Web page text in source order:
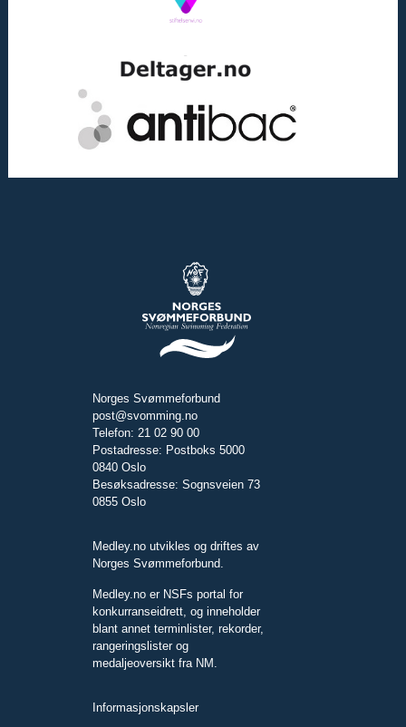
Norges Svømmeforbund
post@svomming.no
Telefon: 21 02 90 00
Postadresse: Postboks 5000
0840 Oslo
Besøksadresse: Sognsveien 73
0855 Oslo
Medley.no utvikles og driftes av
Norges Svømmeforbund.
Medley.no er NSFs portal for
konkurranseidrett, og inneholder
blant annet terminlister, rekorder,
rangeringslister og
medaljeoversikt fra NM.
Informasjonskapsler